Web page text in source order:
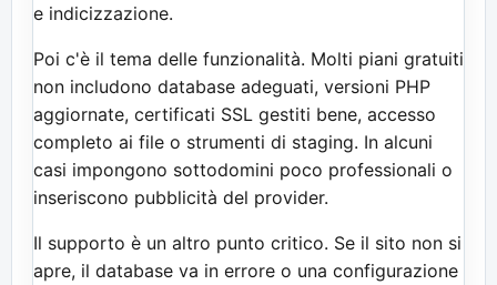
e indicizzazione.
Poi c'è il tema delle funzionalità. Molti piani gratuiti
non includono database adeguati, versioni PHP
aggiornate, certificati SSL gestiti bene, accesso
completo ai file o strumenti di staging. In alcuni
casi impongono sottodomini poco professionali o
inseriscono pubblicità del provider.
Il supporto è un altro punto critico. Se il sito non si
apre, il database va in errore o una configurazione